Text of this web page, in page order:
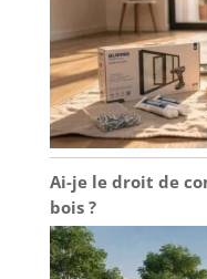
Ai-je le droit de
bois ?